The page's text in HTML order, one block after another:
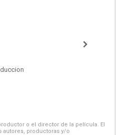
o el director de la película. El
autores, productoras y/o